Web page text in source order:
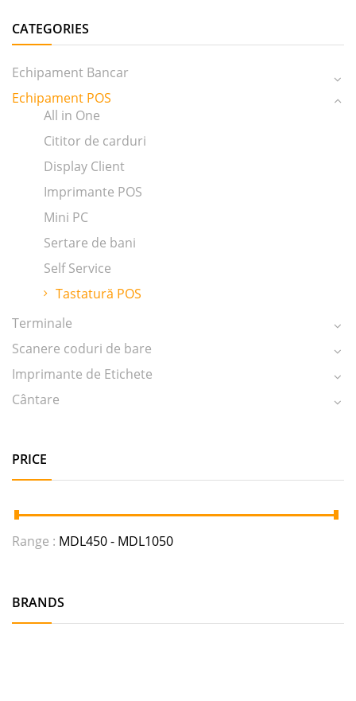
CATEGORIES
Echipament Bancar
Echipament POS
All in One
Cititor de carduri
Display Client
Imprimante POS
Mini PC
Sertare de bani
Self Service
Tastatură POS
Terminale
Scanere coduri de bare
Imprimante de Etichete
Cântare
PRICE
Range : MDL450 - MDL1050
BRANDS